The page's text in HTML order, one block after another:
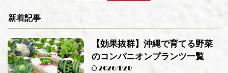
新着記事
【効果抜群】沖縄で育てる野菜
のコンパニオンプランツ一覧
2026/1/20